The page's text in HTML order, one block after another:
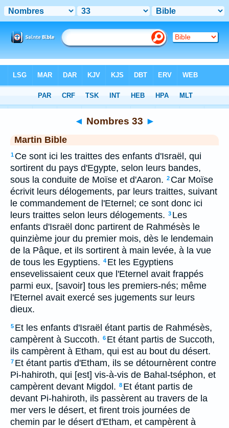
> Nombres 33
◄ Nombres 33 ►
Martin Bible
1 Ce sont ici les traittes des enfants d'Israël, qui
sortirent du pays d'Egypte, selon leurs bandes,
sous la conduite de Moïse et d'Aaron. 2 Car Moïse
écrivit leurs délogements, par leurs traittes, suivant
le commandement de l'Eternel; ce sont donc ici
leurs traittes selon leurs délogements. 3 Les
enfants d'Israël donc partirent de Rahmésès le
quinzième jour du premier mois, dès le lendemain
de la Pâque, et ils sortirent à main levée, à la vue
de tous les Egyptiens. 4 Et les Egyptiens
ensevelissaient ceux que l'Eternel avait frappés
parmi eux, [savoir] tous les premiers-nés; même
l'Eternel avait exercé ses jugements sur leurs
dieux.
5 Et les enfants d'Israël étant partis de Rahmésès,
campèrent à Succoth. 6 Et étant partis de Succoth,
ils campèrent à Etham, qui est au bout du désert.
7 Et étant partis d'Etham, ils se détournèrent contre
Pi-hahiroth, qui [est] vis-à-vis de Bahal-tséphon, et
campèrent devant Migdol. 8 Et étant partis de
devant Pi-hahiroth, ils passèrent au travers de la
mer vers le désert, et firent trois journées de
chemin par le désert d'Etham, et campèrent à